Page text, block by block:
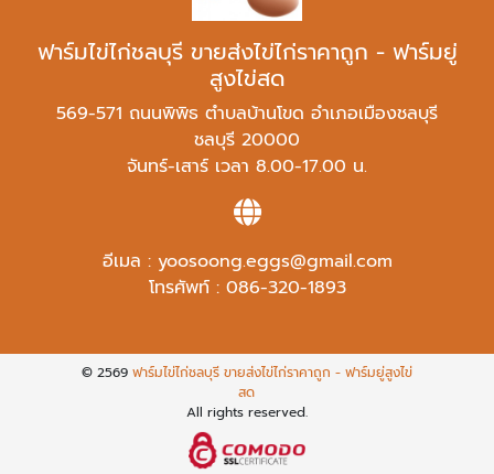
ฟาร์มไข่ไก่ชลบุรี ขายส่งไข่ไก่ราคาถูก - ฟาร์มยู่
สูงไข่สด
569-571 ถนนพิพิธ ตำบลบ้านโขด อำเภอเมืองชลบุรี
ชลบุรี 20000
จันทร์-เสาร์ เวลา 8.00-17.00 น.
อีเมล : yoosoong.eggs@gmail.com
โทรศัพท์ : 086-320-1893
© 2569 ฟาร์มไข่ไก่ชลบุรี ขายส่งไข่ไก่ราคาถูก - ฟาร์มยู่สูงไข่
สด
All rights reserved.